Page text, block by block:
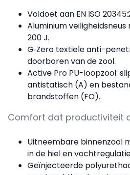
Voldoet aan EN ISO
Aluminium
200 J.
G‑Zero textiele anti-
doorboren van de zool.
Active Pro PU-loopzool:
antistatisch (A) en
brandstoffen (FO).
Comfort dat productiviteit
Uitneembare binnenzool
in de hiel en
Geïnjecteerde